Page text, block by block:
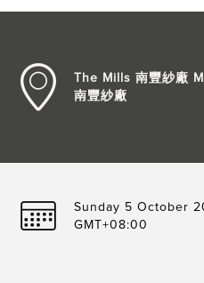
The Mills 南豐紗廠
南豐紗廠
Sunday 5 October
GMT+08:00